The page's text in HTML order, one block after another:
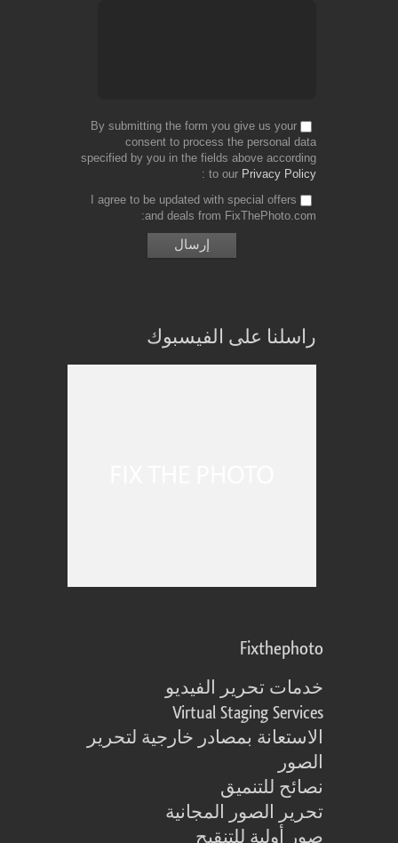
By submitting the form you give us your
consent to process the personal data
specified by you in the fields above according
to our Privacy Policy
I agree to be updated with special offers
and deals from FixThePhoto.com
راسلنا على الفيسبوك
Fixthephoto
خدمات تحرير الفيديو
Virtual Staging Services
الاستعانة بمصادر خارجية لتحرير
الصور
نصائح للتنميق
تحرير الصور المجانية
صور أولية للتنقيح